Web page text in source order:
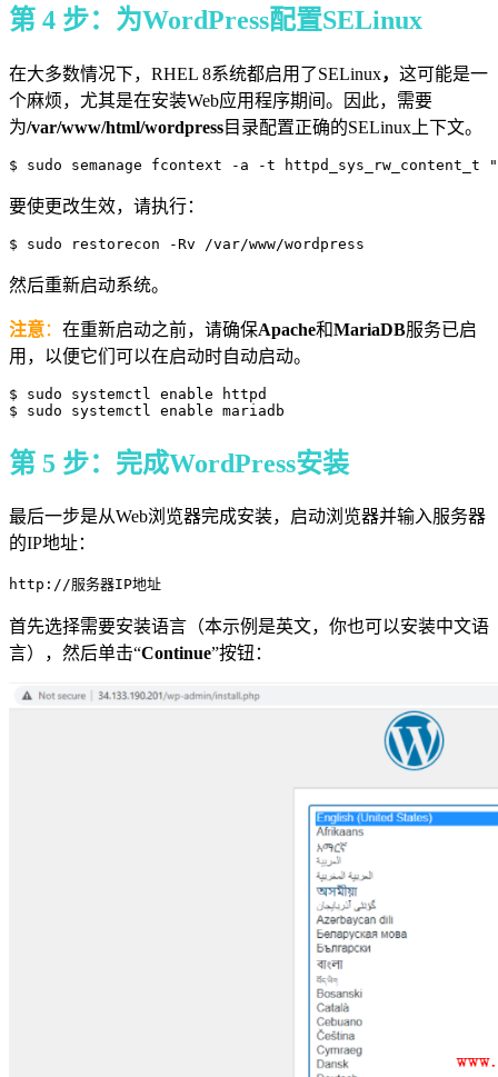
第 4 步：为WordPress配置SELinux
在大多数情况下，RHEL 8系统都启用了SELinux， 这可能是一
个麻烦，尤其是在安装Web应用程序期间。因此，需要
为/var/www/html/wordpress目录配置正确的SELinux上下文。
$ sudo semanage fcontext -a -t httpd_sys_rw_content_t
要使更改生效，请执行：
$ sudo restorecon -Rv /var/www/wordpress
然后重新启动系统。
注意： 在重新启动之前，请确保Apache和MariaDB服务已启
用，以便它们可以在启动时自动启动。
$ sudo systemctl enable httpd
$ sudo systemctl enable mariadb
第 5 步：完成WordPress安装
最后一步是从Web浏览器完成安装，启动浏览器并输入服务器
的IP地址：
首先选择需要安装语言（本示例是英文，你也可以安装中文语
言），然后单击“Continue”按钮：